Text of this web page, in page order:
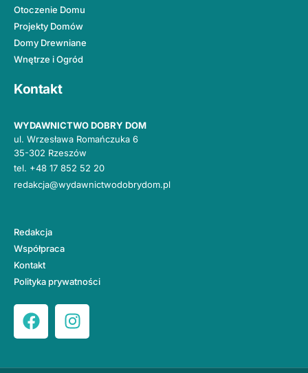
Otoczenie Domu
Projekty Domów
Domy Drewniane
Wnętrze i Ogród
Kontakt
WYDAWNICTWO DOBRY DOM
ul. Wrzesława Romańczuka 6
35-302 Rzeszów
tel. +48 17 852 52 20
redakcja@wydawnictwodobrydom.pl
Redakcja
Współpraca
Kontakt
Polityka prywatności